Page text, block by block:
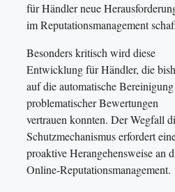
für Händler neue
im Reputationsmanagement
Besonders kritisch wird diese
Entwicklung für Händler, die
auf die automatische Bereinigung
problematischer Bewertungen
vertrauen konnten. Der Wegfall
Schutzmechanismus erfordert
proaktive Herangehensweise an
Online-Reputationsmanagement.